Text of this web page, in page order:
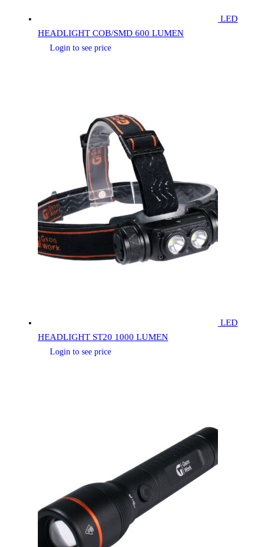
LED
HEADLIGHT COB/SMD 600 LUMEN
Login to see price
LED
HEADLIGHT ST20 1000 LUMEN
Login to see price